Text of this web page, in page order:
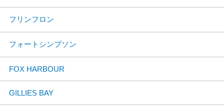
フリンフロン
フォートシンプソン
FOX HARBOUR
GILLIES BAY